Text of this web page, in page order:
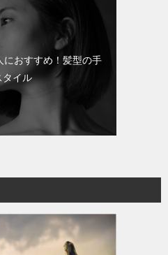
におすすめ！髪型の手
タイル